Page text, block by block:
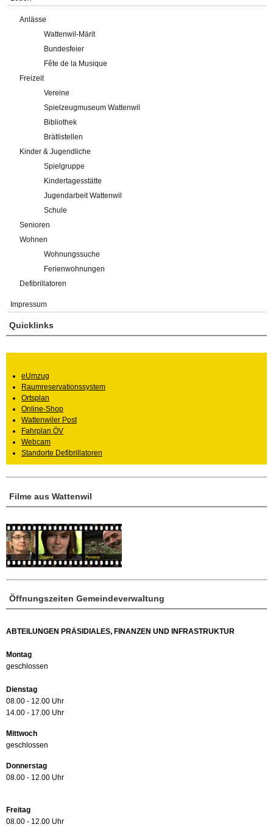
Anlässe
Wattenwil-Märit
Bundesfeier
Fête de la Musique
Freizeit
Vereine
Spielzeugmuseum Wattenwil
Bibliothek
Brätlistellen
Kinder & Jugendliche
Spielgruppe
Kindertagesstätte
Jugendarbeit Wattenwil
Schule
Senioren
Wohnen
Wohnungssuche
Ferienwohnungen
Defibrillatoren
Impressum
Öffnungszeiten Gemeindeverwaltung
ABTEILUNGEN PRÄSIDIALES, FINANZEN UND INFRASTRUKTUR
Montag
geschlossen
Dienstag
08.00 - 12.00 Uhr
14.00 - 17.00 Uhr
Mittwoch
geschlossen
Donnerstag
08.00 - 12.00 Uhr
Freitag
08.00 - 12.00 Uhr
Filme aus Wattenwil
Quicklinks
eUmzug
Raumreservationssystem
Ortsplan
Online-Shop
Wattenwiler Post
Fahrplan ÖV
Webcam
Standorte Defibrillatoren